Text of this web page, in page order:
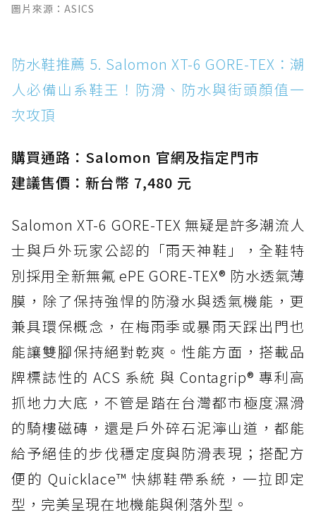
圖片來源：ASICS
防水鞋推薦 5. Salomon XT-6 GORE-TEX：潮
人必備山系鞋王！防滑、防水與街頭顏值一
次攻頂
購買通路：Salomon 官網及指定門市
建議售價：新台幣 7,480 元
Salomon XT-6 GORE-TEX 無疑是許多潮流人
士與戶外玩家公認的「雨天神鞋」，全鞋特
別採用全新無氟 ePE GORE-TEX® 防水透氣薄
膜，除了保持強悍的防潑水與透氣機能，更
兼具環保概念，在梅雨季或暴雨天踩出門也
能讓雙腳保持絕對乾爽。性能方面，搭載品
牌標誌性的 ACS 系統 與 Contagrip® 專利高
抓地力大底，不管是踏在台灣都市極度濕滑
的騎樓磁磚，還是戶外碎石泥濘山道，都能
給予絕佳的步伐穩定度與防滑表現；搭配方
便的 Quicklace™ 快綁鞋帶系統，一拉即定
型，完美呈現在地機能與俐落外型。